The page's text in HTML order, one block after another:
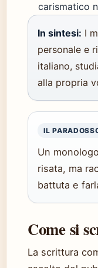
carismatico
In sintesi: I
personale e
italiano,
alla propria
IL
Un
risata, ma
battuta e
Come si
La scrittura